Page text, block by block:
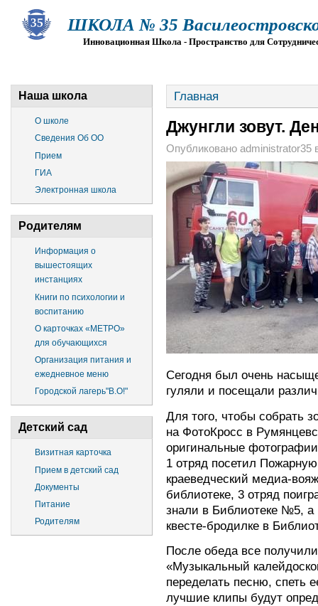
ШКОЛА № 35
Инновационная Школа - Пространство для
Наша школа
О школе
Сведения Об ОО
Прием
ГИА
Электронная школа
Родителям
Информация о
вышестоящих
инстанциях
Книги по психологии и
воспитанию
О карточках «МЕТРО»
для обучающихся
Организация питания и
ежедневное меню
Городской лагерь"В.О!"
Детский сад
Визитная карточка
Прием в детский сад
Документы
Питание
Родителям
Главная
Джунгли зовут.
Опубликовано administrator35
Сегодня был очень
гуляли и посещали
Для того, чтобы собрать
на ФотоКросс в
оригинальные
1 отряд посетил
краеведческий медиа-
библиотеке, 3 отряд
знали в Библиотеке №5,
квесте-бродилке в
После обеда все
«Музыкальный
переделать песню, спеть
лучшие клипы будут